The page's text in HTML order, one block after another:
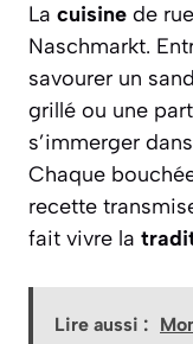
La cuisine de
Naschmarkt.
savourer un
grillé ou une
s’immerger dans
Chaque
recette
fait vivre la
Lire aussi :